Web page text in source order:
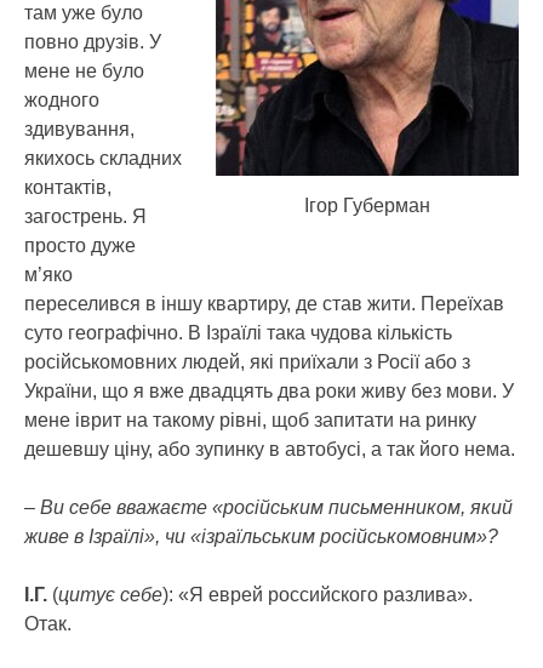
Ігор Губерман
там уже було
повно друзів. У
мене не було
жодного
здивування,
якихось складних
контактів,
загострень. Я
просто дуже
м’яко
переселився в іншу квартиру, де став жити. Переїхав
суто географічно. В Ізраїлі така чудова кількість
російськомовних людей, які приїхали з Росії або з
України, що я вже двадцять два роки живу без мови. У
мене іврит на такому рівні, щоб запитати на ринку
дешевшу ціну, або зупинку в автобусі, а так його нема.
– Ви себе вважаєте «російським письменником, який
живе в Ізраїлі», чи «ізраїльським російськомовним»?
І.Г. (цитує себе): «Я еврей российского разлива».
Отак.